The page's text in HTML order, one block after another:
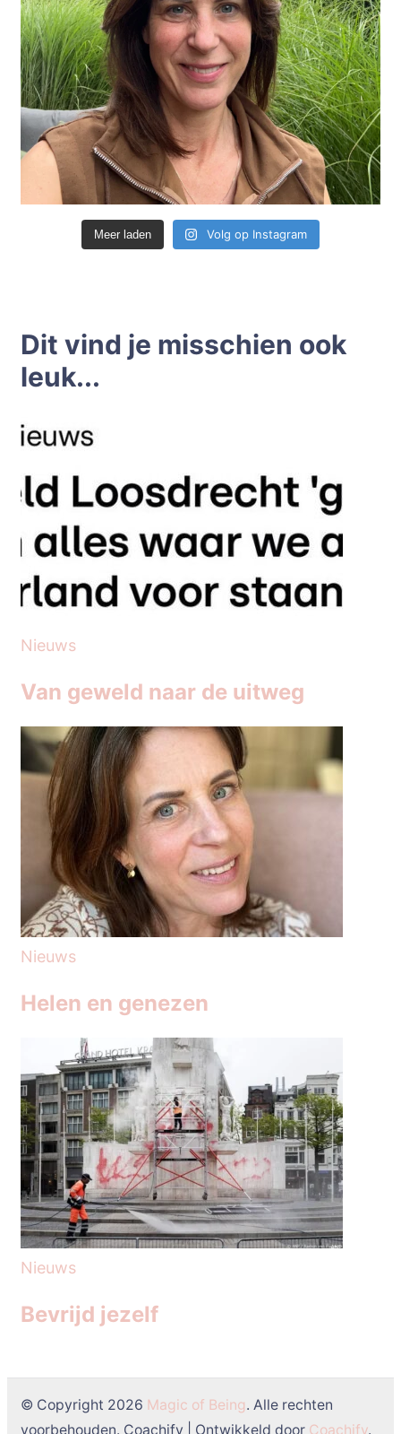
Meer laden Volg op Instagram
Dit vind je misschien ook
leuk...
Nieuws
Van geweld naar de uitweg
Nieuws
Helen en genezen
Nieuws
Bevrijd jezelf
© Copyright 2026 Magic of Being. Alle rechten
voorbehouden. Coachify | Ontwikkeld door Coachify.